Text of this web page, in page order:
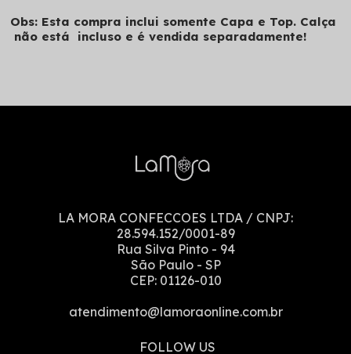
Obs: Esta compra inclui somente Capa e Top. Calça
não está incluso e é vendida separadamente!
LA MORA CONFECCOES LTDA / CNPJ:
28.594.152/0001-89
Rua Silva Pinto - 94
São Paulo - SP
CEP: 01126-010
atendimento@lamoraonline.com.br